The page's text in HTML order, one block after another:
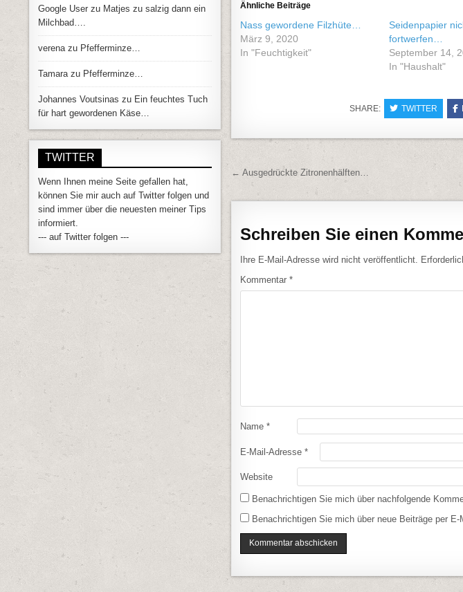
Ähnliche Beiträge
Nass gewordene Filzhüte…
März 9, 2020
In "Feuchtigkeit"
Seidenpapier
fortwerfen…
September 14,
In "Haushalt"
SHARE: TWITTER
Beitragsnavigation
← Ausgedrückte Zitronenhälften…
Schreiben Sie einen
Ihre E-Mail-Adresse wird nicht veröffentlicht.
Kommentar*
Name*
E-Mail-Adresse*
Website
Benachrichtigen Sie mich über nachfolgende
Benachrichtigen Sie mich über neue Beiträge per E-
Google User zu Matjes zu salzig dann ein
Milchbad….
verenazu Pfefferminze…
Tamarazu Pfefferminze…
Johannes Voutsinas zu Ein feuchtes Tuch
für hart gewordenen Käse…
TWITTER
Wenn Ihnen meine Seite gefallen hat,
können Sie mir auch auf Twitter folgen und
sind immer über die neuesten meiner Tips
informiert.
--- auf Twitter folgen ---